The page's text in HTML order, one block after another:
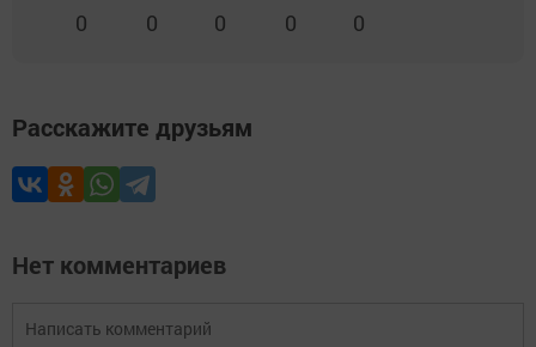
0 0 0 0 0
Расскажите друзьям
Нет комментариев